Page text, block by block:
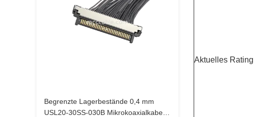
Begrenzte Lagerbestände 0,4 mm
USL20-30SS-030B Mikrokoaxialkabel,
Aktuelles Rating